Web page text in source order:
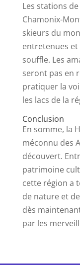
Les stations
Chamonix-
skieurs du
entretenues et
souffle. Les
seront pas en
pratiquer la
les lacs de la
Conclusion
En somme, la
méconnu des
découvert.
patrimoine
cette région a
de nature et
dès
par les